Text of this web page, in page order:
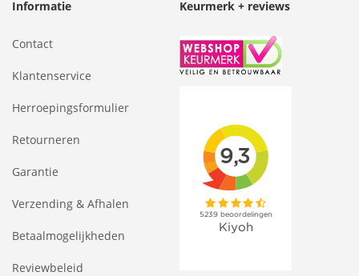
Informatie
Contact
Klantenservice
Herroepingsformulier
Retourneren
Garantie
Verzending & Afhalen
Betaalmogelijkheden
Reviewbeleid
Keurmerk + reviews